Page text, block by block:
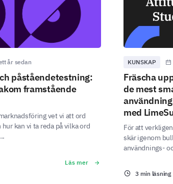
år sedan
påståendetestning:
framstående
vet vi att ord
kan vi ta reda på vilka ord
Läs mer
KUNSKAP
Fräscha
de mest
med
För att
skär igenom
användnings-
3 min läsning